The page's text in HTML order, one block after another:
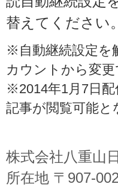
替えてください
※自動継続設定を
カウントから変
※2014年1月7日
記事が閲覧可能
株式会社八重山
所在地 〒 907-